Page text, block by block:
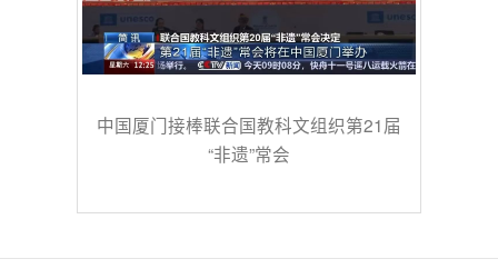
中国厦门接棒联合国教科文组织第21届
“非遗”常会